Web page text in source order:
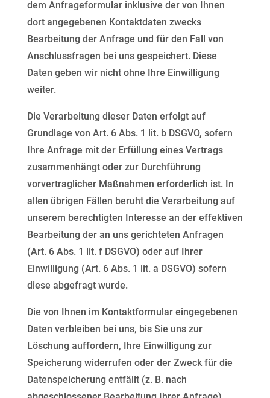
dem Anfrageformular inklusive der von Ihnen
dort angegebenen Kontaktdaten zwecks
Bearbeitung der Anfrage und für den Fall von
Anschlussfragen bei uns gespeichert. Diese
Daten geben wir nicht ohne Ihre Einwilligung
weiter.
Die Verarbeitung dieser Daten erfolgt auf
Grundlage von Art. 6 Abs. 1 lit. b DSGVO, sofern
Ihre Anfrage mit der Erfüllung eines Vertrags
zusammenhängt oder zur Durchführung
vorvertraglicher Maßnahmen erforderlich ist. In
allen übrigen Fällen beruht die Verarbeitung auf
unserem berechtigten Interesse an der effektiven
Bearbeitung der an uns gerichteten Anfragen
(Art. 6 Abs. 1 lit. f DSGVO) oder auf Ihrer
Einwilligung (Art. 6 Abs. 1 lit. a DSGVO) sofern
diese abgefragt wurde.
Die von Ihnen im Kontaktformular eingegebenen
Daten verbleiben bei uns, bis Sie uns zur
Löschung auffordern, Ihre Einwilligung zur
Speicherung widerrufen oder der Zweck für die
Datenspeicherung entfällt (z. B. nach